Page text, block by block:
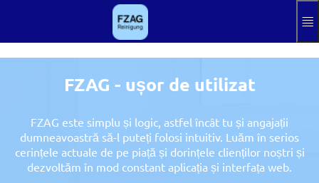
Sari la conținutul principal
Semn
ROAktuelle
FZAG - ușor de utilizat
FZAG este simplu și logic, astfel încât tu și angajații
dumneavoastră să-l puteți folosi intuitiv. Luăm în serios
cerințele actuale de pe piață și dorințele clienților noștri și
dezvoltăm în mod constant aplicația și interfața web.